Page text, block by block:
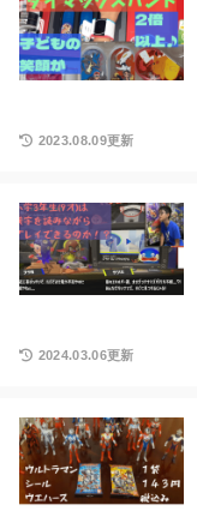
2023.08.09更新
2024.03.06更新